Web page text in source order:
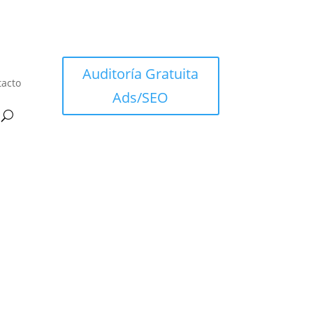
Auditoría Gratuita
Ads/SEO